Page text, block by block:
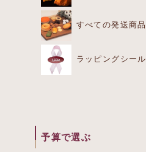
すべての発送商品
ラッピングシール
予算で選ぶ